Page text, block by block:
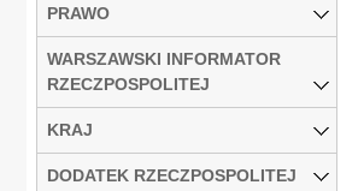
PRAWO
WARSZAWSKI INFORMATOR
RZECZPOSPOLITEJ
KRAJ
DODATEK RZECZPOSPOLITEJ